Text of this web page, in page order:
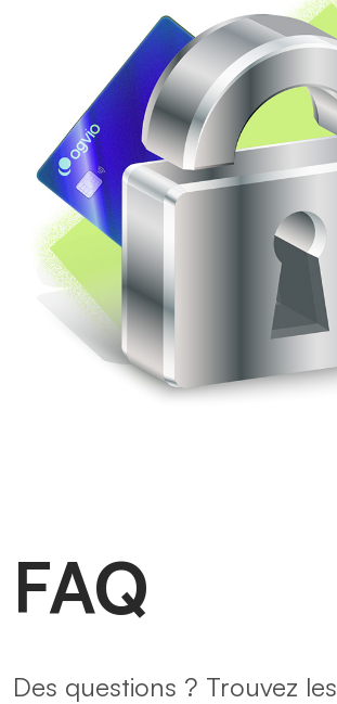
FAQ
Des questions ? Trouvez les